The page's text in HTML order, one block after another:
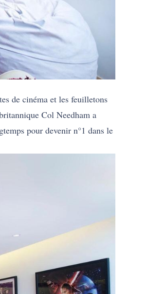
de cinéma et les feuilletons
Col Needham a
pour devenir n°1 dans le